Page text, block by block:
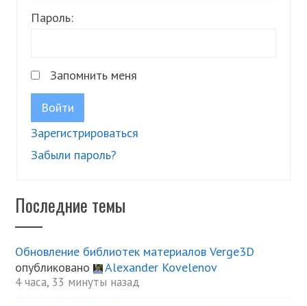
Пароль:
Запомнить меня
Войти
Зарегистрироваться
Забыли пароль?
Последние темы
Обновление библиотек материалов Verge3D
опубликовано
Alexander Kovelenov
4 часа, 33 минуты назад